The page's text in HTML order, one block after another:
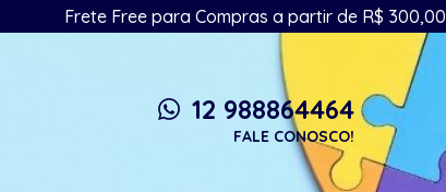
Frete Free para Compras a partir de R$ 300,00
whatsapp 12 988864464
FALE CONOSCO!